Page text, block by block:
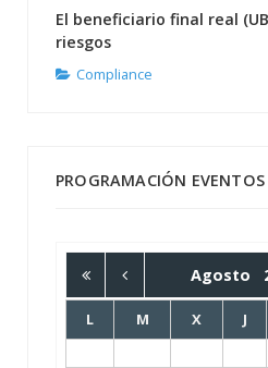
El beneficiario final real
riesgos
Compliance
PROGRAMACIÓN
Agosto
L M X J